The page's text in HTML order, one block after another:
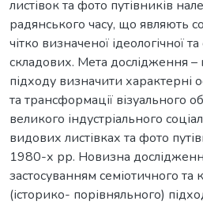
листівок та фото путівників
радянського часу, що являють
чітко визначеної ідеологічної
складових. Мета дослідження –
підходу визначити характерні
та трансформації візуального
великого індустріального
видових листівках та фото
1980-х рр. Новизна
застосуванням семіотичного та
(історико- порівняльного)